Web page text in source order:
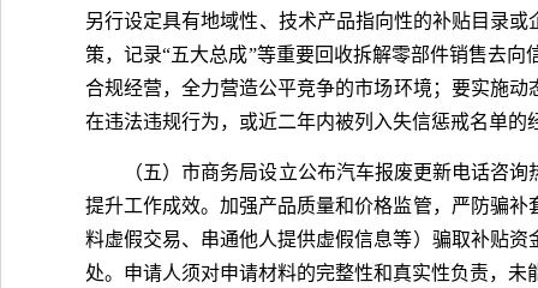
另行设定具有地域性、技术产品指向性的补贴目录
策，记录“五大总成”等重要回收拆解零部件销售去
合规经营，全力营造公平竞争的市场环境；要实施
在违法违规行为，或近二年内被列入失信惩戒名单的
（五）市商务局设立公布汽车报废更新电话咨
提升工作成效。加强产品质量和价格监管，严防骗
料虚假交易、串通他人提供虚假信息等）骗取补贴
处。申请人须对申请材料的完整性和真实性负责，